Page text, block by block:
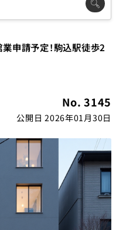
業申請予定！駒込駅徒歩2
No. 3145
公開日 2026年01月30日